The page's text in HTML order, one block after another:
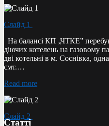
Слайд 1
На балансі КП „ЧТКЕ”
діючих котелень на газовому
дві котельні в м. Соснівка,
смт.…
Read more
Слайд 2
Статті